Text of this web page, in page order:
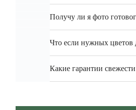
Получу ли я фото
Что если нужных цветов
Какие гарантии